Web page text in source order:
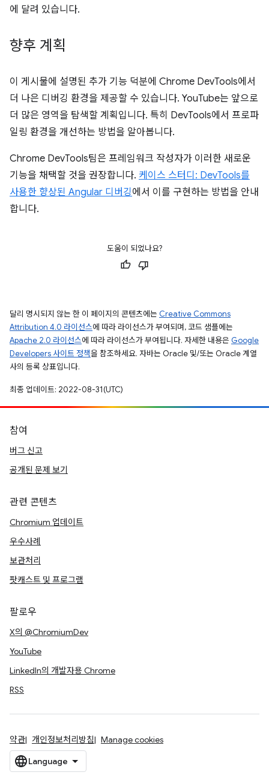
에 달려 있습니다.
향후 계획
이 게시물에 설명된 추가 기능 덕분에 Chrome DevTools에서
더 나은 디버깅 환경을 제공할 수 있습니다. YouTube는 앞으로
더 많은 영역을 탐색할 계획입니다. 특히 DevTools에서 프로파
일링 환경을 개선하는 방법을 알아봅니다.
Chrome DevTools팀은 프레임워크 작성자가 이러한 새로운
기능을 채택할 것을 권장합니다. 케이스 스터디: DevTools를
사용한 향상된 Angular 디버깅에서 이를 구현하는 방법을 안내
합니다.
도움이 되었나요?
달리 명시되지 않는 한 이 페이지의 콘텐츠에는 Creative Commons
Attribution 4.0 라이선스에 따라 라이선스가 부여되며, 코드 샘플에는
Apache 2.0 라이선스에 따라 라이선스가 부여됩니다. 자세한 내용은 Google
Developers 사이트 정책을 참조하세요. 자바는 Oracle 및/또는 Oracle 계열
사의 등록 상표입니다.
최종 업데이트: 2022-08-31(UTC)
참여
버그 신고
공개된 문제 보기
관련 콘텐츠
Chromium 업데이트
우수사례
보관처리
팟캐스트 및 프로그램
팔로우
X의 @ChromiumDev
YouTube
LinkedIn의 개발자용 Chrome
RSS
약관 개인정보처리방침 Manage cookies